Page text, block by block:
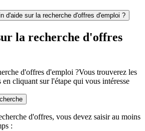
d'aide sur la recherche d'offres d'emploi ?
la recherche d'offres
d'offres d'emploi ?Vous trouverez les
cliquant sur l'étape qui vous intéresse
d'offres, vous devez saisir au moins
: